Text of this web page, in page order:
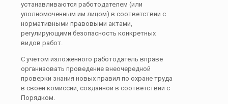
устанавливаются работодателем (или
уполномоченным им лицом) в соответствии с
нормативными правовыми актами,
регулирующими безопасность конкретных
видов работ.
С учетом изложенного работодатель вправе
организовать проведение внеочередной
проверки знания новых правил по охране труда
в своей комиссии, созданной в соответствии с
Порядком.